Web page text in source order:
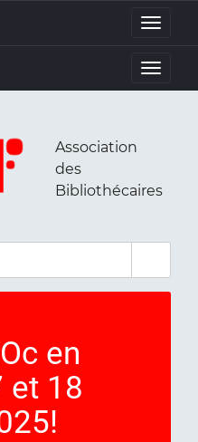
Toggle
Toggle
Association
des
Bibliothécaires
en
et 18